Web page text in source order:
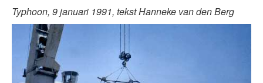
Typhoon, 9 januari 1991, tekst Hanneke van den Berg